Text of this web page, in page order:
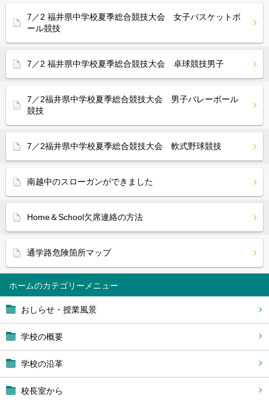
ホーム
おしらせ・授業風景
学校の概要
学校の沿革
校長室から
7／2 福井県中学校夏季総合競技大会 女子バスケットボ
ール競技
7／2 福井県中学校夏季総合競技大会 卓球競技男子
7／2福井県中学校夏季総合競技大会 男子バレーボール
競技
7／2福井県中学校夏季総合競技大会 軟式野球競技
南越中のスローガンができました
Home＆School欠席連絡の方法
通学路危険箇所マップ